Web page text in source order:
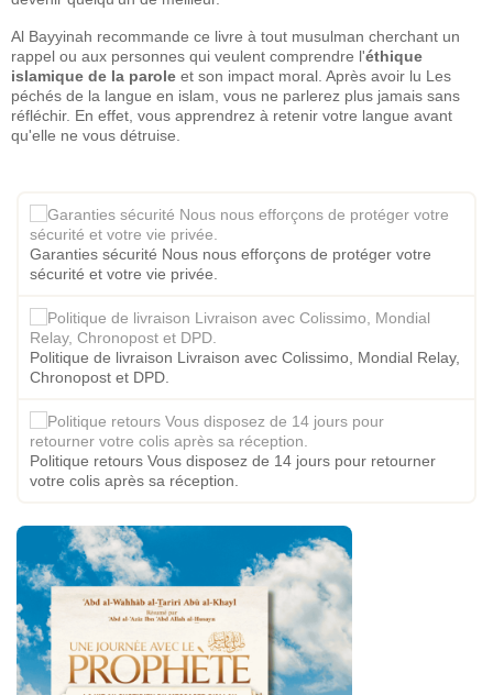
Al Bayyinah recommande ce livre à tout musulman cherchant un
rappel ou aux personnes qui veulent comprendre l'éthique
islamique de la parole et son impact moral. Après avoir lu Les
péchés de la langue en islam, vous ne parlerez plus jamais sans
réfléchir. En effet, vous apprendrez à retenir votre langue avant
qu'elle ne vous détruise.
Garanties sécurité Nous nous efforçons de protéger votre
sécurité et votre vie privée.
Politique de livraison Livraison avec Colissimo, Mondial Relay,
Chronopost et DPD.
Politique retours Vous disposez de 14 jours pour retourner
votre colis après sa réception.